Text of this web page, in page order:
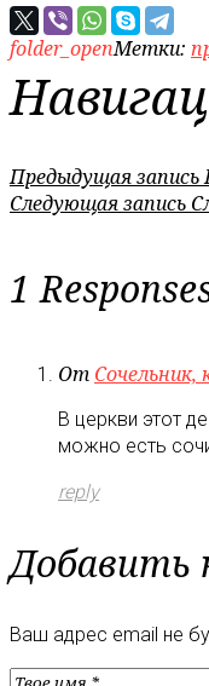
folder_openМетки:
Предыдущая запись
Следующая запись
1
От Сочельник,
В церкви этот
можно есть
reply
Добавить
Ваш адрес email не